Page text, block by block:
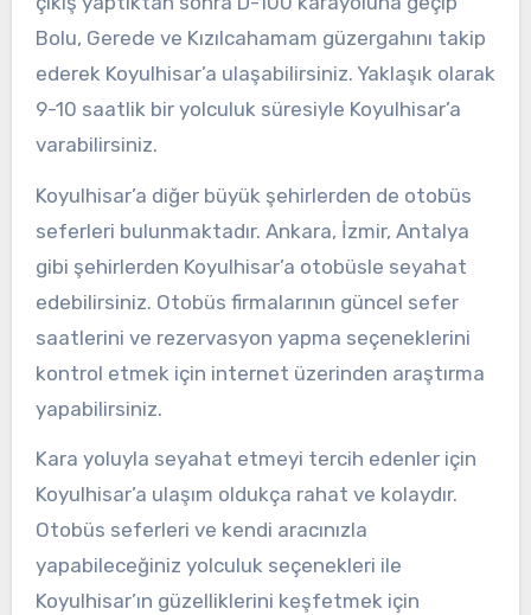
Bolu, Gerede ve Kızılcahamam güzergahını takip
ederek Koyulhisar’a ulaşabilirsiniz. Yaklaşık olarak
9-10 saatlik bir yolculuk süresiyle Koyulhisar’a
varabilirsiniz.
Koyulhisar’a diğer büyük şehirlerden de otobüs
seferleri bulunmaktadır. Ankara, İzmir, Antalya
gibi şehirlerden Koyulhisar’a otobüsle seyahat
edebilirsiniz. Otobüs firmalarının güncel sefer
saatlerini ve rezervasyon yapma seçeneklerini
kontrol etmek için internet üzerinden araştırma
yapabilirsiniz.
Kara yoluyla seyahat etmeyi tercih edenler için
Koyulhisar’a ulaşım oldukça rahat ve kolaydır.
Otobüs seferleri ve kendi aracınızla
yapabileceğiniz yolculuk seçenekleri ile
Koyulhisar’ın güzelliklerini keşfetmek için